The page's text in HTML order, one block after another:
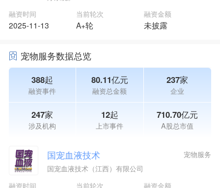
融资时间
2025-11-13
当前轮次
A+轮
融资金额
未披露
宠物服务数据总览
388起
融资事件
80.11亿元
融资总金额
237家
企业
247家
涉及机构
12起
上市事件
710.70亿元
A股总市值
国宠血液技术
国宠血液技术（江西）有限公司
融资时间
当前轮次 融资金额
宠物服务